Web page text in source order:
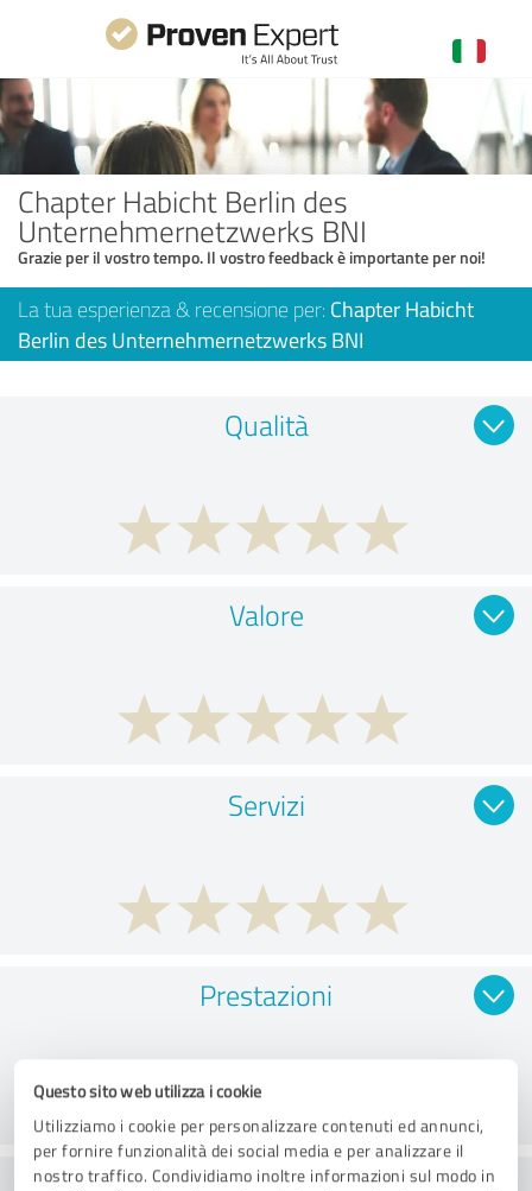
Questo sito web utilizza i cookie
Utilizziamo i cookie per personalizzare contenuti ed annunci,
per fornire funzionalità dei social media e per analizzare il
nostro traffico. Condividiamo inoltre informazioni sul modo in
Chapter Habicht Berlin des
Unternehmernetzwerks BNI
Grazie per il vostro tempo. Il vostro feedback è importante per noi!
La tua esperienza & recensione per: Chapter Habicht
Berlin des Unternehmernetzwerks BNI
Qualità
Valore
Servizi
Prestazioni